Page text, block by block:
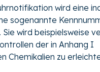
wird eine
sogenannte
Sie wird beispielsweise
der in Anhang I
Chemikalien zu